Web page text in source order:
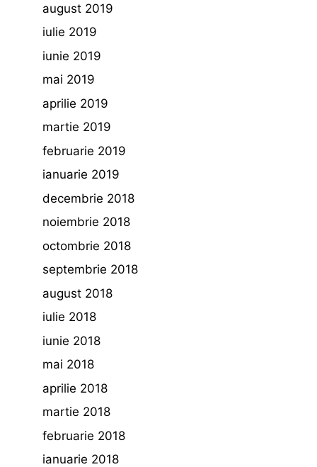
august 2019
iulie 2019
iunie 2019
mai 2019
aprilie 2019
martie 2019
februarie 2019
ianuarie 2019
decembrie 2018
noiembrie 2018
octombrie 2018
septembrie 2018
august 2018
iulie 2018
iunie 2018
mai 2018
aprilie 2018
martie 2018
februarie 2018
ianuarie 2018